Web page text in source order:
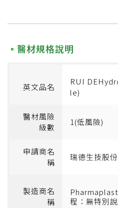
醫材規格說明
英文品名
RUI
le)
醫材風險
級數
1(低風險)
申請商名
稱
瑞德生技股
製造商名
稱
程：無特別